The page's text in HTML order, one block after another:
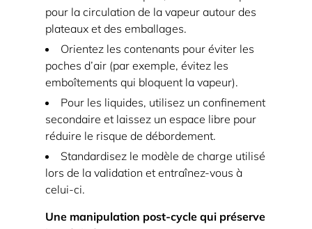
pour la circulation de la vapeur autour des
plateaux et des emballages.
Orientez les contenants pour éviter les
poches d’air (par exemple, évitez les
emboîtements qui bloquent la vapeur).
Pour les liquides, utilisez un confinement
secondaire et laissez un espace libre pour
réduire le risque de débordement.
Standardisez le modèle de charge utilisé
lors de la validation et entraînez-vous à
celui-ci.
Une manipulation post-cycle qui préserve